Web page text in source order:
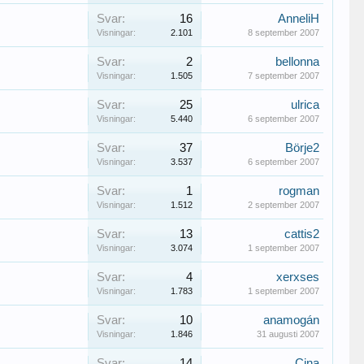
Svar: 16
Visningar: 2.101
AnneliH
8 september 2007
Svar: 2
Visningar: 1.505
bellonna
7 september 2007
Svar: 25
Visningar: 5.440
ulrica
6 september 2007
Svar: 37
Visningar: 3.537
Börje2
6 september 2007
Svar: 1
Visningar: 1.512
rogman
2 september 2007
Svar: 13
Visningar: 3.074
cattis2
1 september 2007
Svar: 4
Visningar: 1.783
xerxses
1 september 2007
Svar: 10
Visningar: 1.846
anamogán
31 augusti 2007